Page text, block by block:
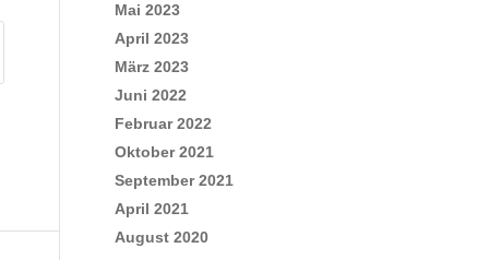
Mai 2023
April 2023
März 2023
Juni 2022
Februar 2022
Oktober 2021
September 2021
April 2021
August 2020